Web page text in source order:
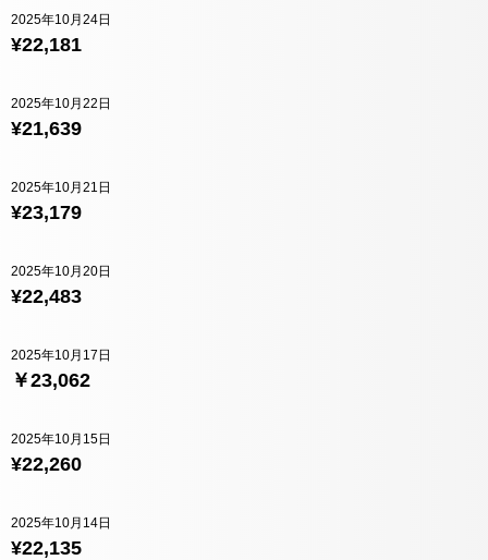
¥22,181
2025年10月24日
¥21,639
2025年10月22日
¥23,179
2025年10月21日
¥22,483
2025年10月20日
￥23,062
2025年10月17日
¥22,260
2025年10月15日
¥22,135
2025年10月14日